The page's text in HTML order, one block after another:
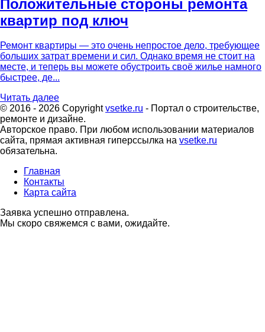
Положительные стороны ремонта
квартир под ключ
Ремонт квартиры — это очень непростое дело, требующее
больших затрат времени и сил. Однако время не стоит на
месте, и теперь вы можете обустроить своё жилье намного
быстрее, де...
Читать далее
© 2016 - 2026 Copyrightvsetke.ru - Портал о строительстве,
ремонте и дизайне.
Авторское право. При любом использовании материалов
сайта, прямая активная гиперссылка на vsetke.ru
обязательна.
Главная
Контакты
Карта сайта
Заявка успешно отправлена.
Мы скоро свяжемся с вами, ожидайте.